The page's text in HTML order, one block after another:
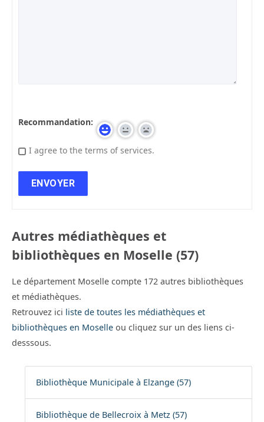
Recommandation:
I agree to the terms of services.
Autres médiathèques et
bibliothèques en Moselle (57)
Le département Moselle compte 172 autres bibliothèques
et médiathèques.
Retrouvez ici liste de toutes les médiathèques et
bibliothèques en Moselle ou cliquez sur un des liens ci-
desssous.
Bibliothèque Municipale à Elzange (57)
Bibliothèque de Bellecroix à Metz (57)